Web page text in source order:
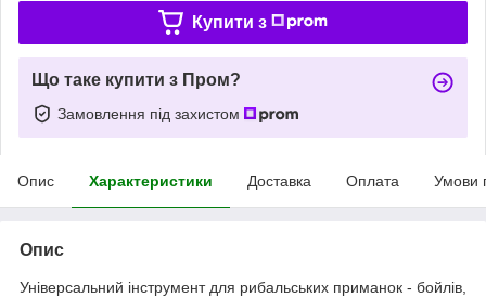
Купити з
Що таке купити з Пром?
Замовлення під захистом
Опис Характеристики Доставка Оплата Умови
Опис
Універсальний інструмент для рибальських приманок - бойлів,